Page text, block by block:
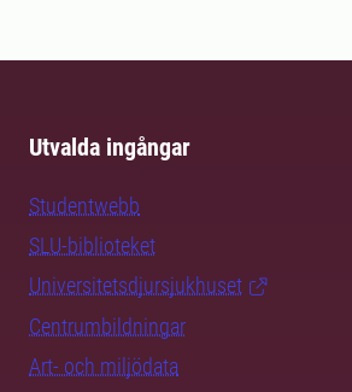
Utvalda ingångar
Studentwebb
SLU-biblioteket
Universitetsdjursjukhuset
Centrumbildningar
Art- och miljödata